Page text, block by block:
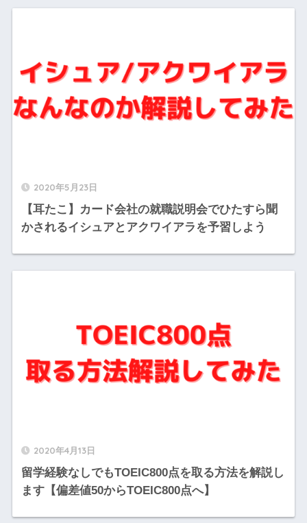
2020年5月23日
【耳たこ】カード会社の就職説明会でひたすら聞
かされるイシュアとアクワイアラを予習しよう
2020年4月13日
留学経験なしでもTOEIC800点を取る方法を解説し
ます【偏差値50からTOEIC800点へ】